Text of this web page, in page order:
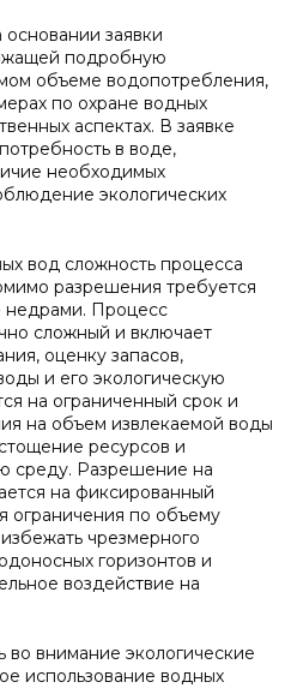
заявки
подробную
объеме водопотребления,
по охране водных
аспектах. В заявке
в воде,
необходимых
экологических
вод сложность процесса
разрешения требуется
недрами. Процесс
сложный и включает
оценку запасов,
и его экологическую
на ограниченный срок и
на объем извлекаемой воды
ресурсов и
среду. Разрешение на
на фиксированный
ограничения по объему
чрезмерного
горизонтов и
воздействие на
во внимание экологические
использование водных